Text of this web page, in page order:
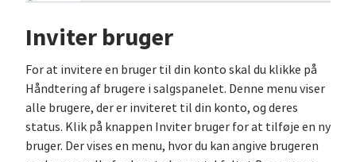
Inviter bruger
For at invitere en bruger til din konto skal du klikke på
Håndtering af brugere i salgspanelet. Denne menu viser
alle brugere, der er inviteret til din konto, og deres
status. Klik på knappen Inviter bruger for at tilføje en ny
bruger. Der vises en menu, hvor du kan angive brugeren